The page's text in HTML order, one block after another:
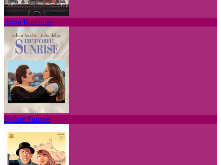
Anna Karénine
Before Sunrise